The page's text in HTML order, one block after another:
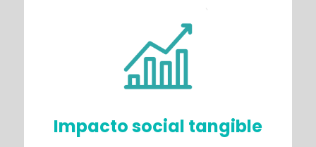
Impacto social tangible